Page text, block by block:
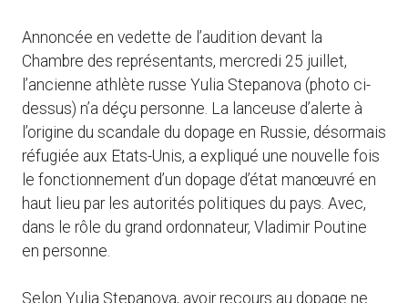
Annoncée en vedette de l’audition devant la
Chambre des représentants, mercredi 25 juillet,
l’ancienne athlète russe Yulia Stepanova (photo ci-
dessus) n’a déçu personne. La lanceuse d’alerte à
l’origine du scandale du dopage en Russie, désormais
réfugiée aux Etats-Unis, a expliqué une nouvelle fois
le fonctionnement d’un dopage d’état manœuvré en
haut lieu par les autorités politiques du pays. Avec,
dans le rôle du grand ordonnateur, Vladimir Poutine
en personne.
Selon Yulia Stepanova, avoir recours au dopage ne